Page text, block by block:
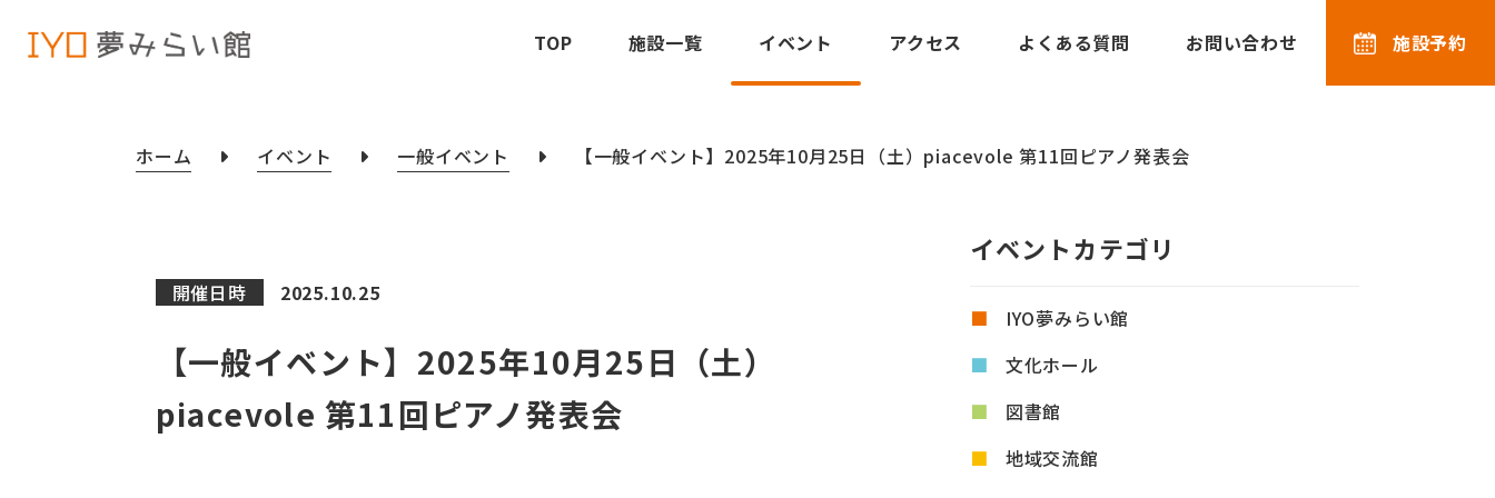
TOP 施設一覧 イベント アクセス よくある質問 お問い合わせ 施設予約
ホーム イベント 一般イベント 【一般イベント】2025年10月25日（土）piacevole 第11回ピアノ発表会
開催日時 2025.10.25
【一般イベント】2025年10月25日（土）
piacevole 第11回ピアノ発表会
イベントカテゴリ
IYO夢みらい館
文化ホール
図書館
地域交流館